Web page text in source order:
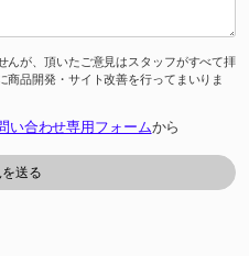
んが、頂いたご意見はスタッフがすべて拝
商品開発・サイト改善を行ってまいりま
い合わせ専用フォームから